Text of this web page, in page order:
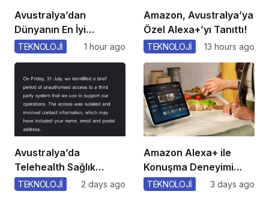
Avustralya’dan
Dünyanın En İyi
Kondomu!
TEKNOLOJİ 1 hour ago
Amazon, Avustralya’ya
Özel Alexa+’yı Tanıttı!
TEKNOLOJİ 13 hours ago
Avustralya’da
Telehealth Sağlık
Verileri İhlali!
TEKNOLOJİ 2 days ago
Amazon Alexa+ ile
Konuşma Deneyimi
Gelişiyor!
TEKNOLOJİ 3 days ago